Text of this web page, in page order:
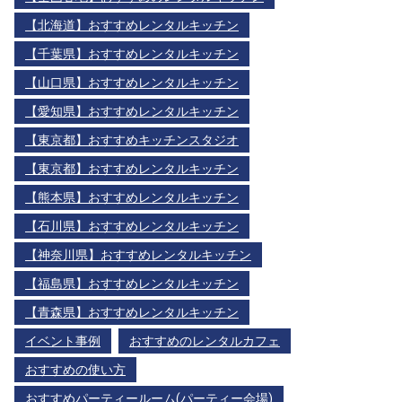
【北海道】おすすめレンタルキッチン
【千葉県】おすすめレンタルキッチン
【山口県】おすすめレンタルキッチン
【愛知県】おすすめレンタルキッチン
【東京都】おすすめキッチンスタジオ
【東京都】おすすめレンタルキッチン
【熊本県】おすすめレンタルキッチン
【石川県】おすすめレンタルキッチン
【神奈川県】おすすめレンタルキッチン
【福島県】おすすめレンタルキッチン
【青森県】おすすめレンタルキッチン
イベント事例
おすすめのレンタルカフェ
おすすめの使い方
おすすめパーティールーム(パーティー会場)